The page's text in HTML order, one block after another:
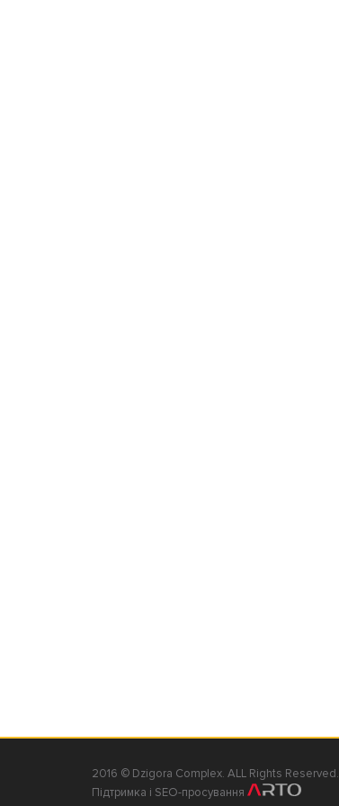
2016 © Dzigora Complex. ALL Rights Reserved.
Підтримка і SEO-просування